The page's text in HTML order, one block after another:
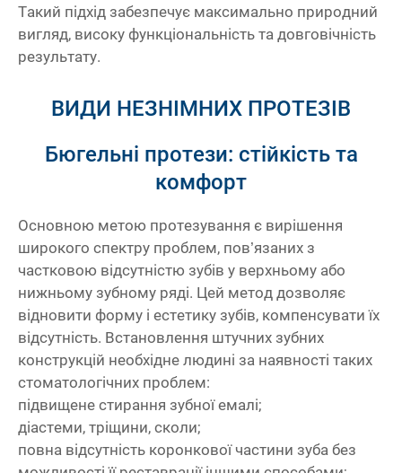
Такий підхід забезпечує максимально природний
вигляд, високу функціональність та довговічність
результату.
ВИДИ НЕЗНІМНИХ ПРОТЕЗІВ
Бюгельні протези: стійкість та
комфорт
Основною метою протезування є вирішення
широкого спектру проблем, пов’язаних з
частковою відсутністю зубів у верхньому або
нижньому зубному ряді. Цей метод дозволяє
відновити форму і естетику зубів, компенсувати їх
відсутність. Встановлення штучних зубних
конструкцій необхідне людині за наявності таких
стоматологічних проблем:
підвищене стирання зубної емалі;
діастеми, тріщини, сколи;
повна відсутність коронкової частини зуба без